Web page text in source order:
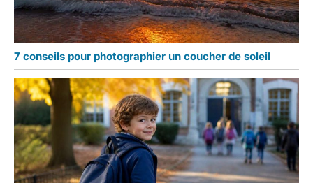
7 conseils pour photographier un coucher de soleil